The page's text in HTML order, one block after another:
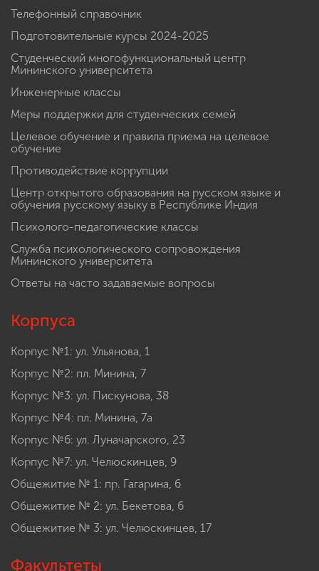
Телефонный справочник
Подготовительные курсы 2024-2025
Студенческий многофункциональный центр
Мининского университета
Инженерные классы
Меры поддержки для студенческих семей
Целевое обучение и правила приема на целевое
обучение
Противодействие коррупции
Центр открытого образования на русском языке и
обучения русскому языку в Республике Индия
Психолого-педагогические классы
Служба психологического сопровождения
Мининского университета
Ответы на часто задаваемые вопросы
Корпуса
Корпус №1: ул. Ульянова, 1
Корпус №2: пл. Минина, 7
Корпус №3: ул. Пискунова, 38
Корпус №4: пл. Минина, 7а
Корпус №6: ул. Луначарского, 23
Корпус №7: ул. Челюскинцев, 9
Общежитие № 1: пр. Гагарина, 6
Общежитие № 2: ул. Бекетова, 6
Общежитие № 3: ул. Челюскинцев, 17
Факультеты